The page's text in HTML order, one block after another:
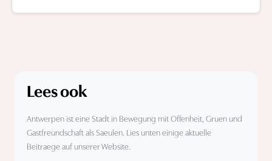
Lees ook
Antwerpen ist eine Stadt in Bewegung mit Offenheit, Gruen und
Gastfreundschaft als Saeulen. Lies unten einige aktuelle
Beitraege auf unserer Website.